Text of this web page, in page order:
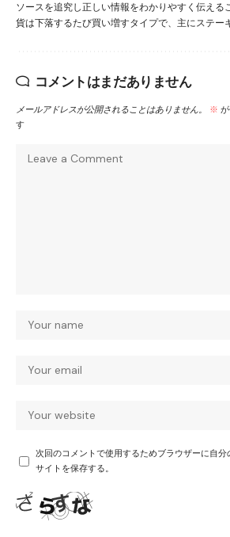
ソースを追究し正しい情報をわかりやすく伝える
貨は下落するたび買い増すタイプで、主にステー
コメントはまだありません
メールアドレスが公開されることはありません。 ※
す
次回のコメントで使用するためブラウザーに自分
サイトを保存する。